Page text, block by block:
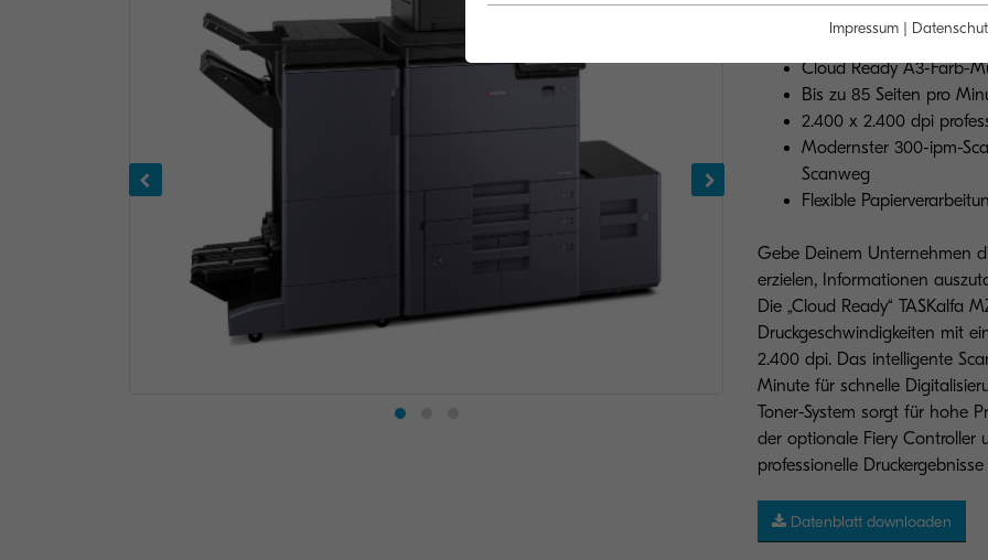
FÜR DEIN
Cloud Ready A3-Farb-
Bis zu 85 Seiten pro
2.400 x 2.400 dpi
Modernster 300-ipm-
Scanweg
Flexible
Gebe Deinem Unternehmen
erzielen, Informationen
Die „Cloud Ready“ TASKalfa
Druckgeschwindigkeiten mit
2.400 dpi. Das intelligente
Minute für schnelle
Toner-System sorgt für hohe
der optionale Fiery Controller
professionelle
Datenblatt downloaden
Impressum |